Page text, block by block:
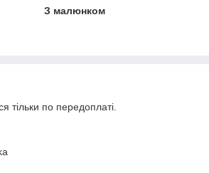
З малюнком
тільки по передоплаті.